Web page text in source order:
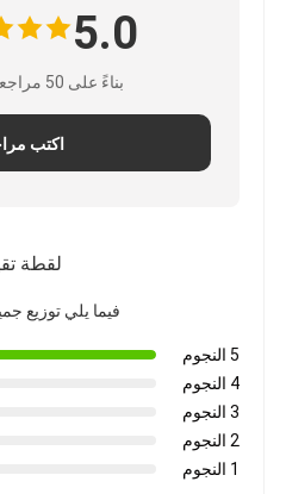
شريط لاصق فيلم بوليميد
شريط لاصق رقائق الألومنيوم
شريط من القماش الزجاجي
شريط احباط سكريم
شريط لاصق من القماش
شريط لاصق مزدوج الجوانب
5.0
بناءً على 50 مراجعة لهذا المورد
اكتب
لقطة
فيما يلي توزيع
5 النجوم
4 النجوم
3 النجوم
2 النجوم
1 النجوم